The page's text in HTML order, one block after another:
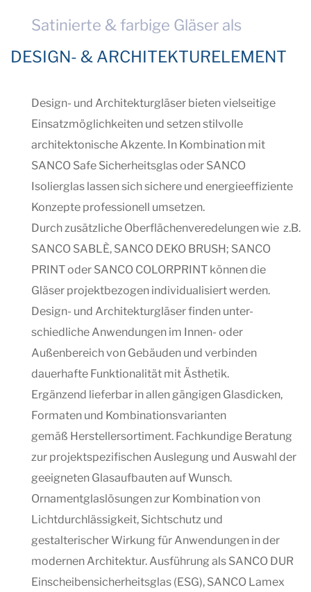
Satinierte & farbige Gläser als
DESIGN- & ARCHITEKTURELEMENT
Design- und Architekturgläser bieten vielseitige
Einsatzmöglichkeiten und setzen stilvolle
architektonische Akzente. In Kombination mit
SANCO Safe Sicherheitsglas oder SANCO
Isolierglas lassen sich sichere und energieeffiziente
Konzepte professionell umsetzen.
Durch zusätzliche Oberflächenveredelungen wie z.B.
SANCO SABLÈ, SANCO DEKO BRUSH; SANCO
PRINT oder SANCO COLORPRINT können die
Gläser projektbezogen individualisiert werden.
Design- und Architekturgläser finden unter-
schiedliche Anwendungen im Innen- oder
Außenbereich von Gebäuden und verbinden
dauerhafte Funktionalität mit Ästhetik.
Ergänzend lieferbar in allen gängigen Glasdicken,
Formaten und Kombinationsvarianten
gemäß Herstellersortiment. Fachkundige Beratung
zur projektspezifischen Auslegung und Auswahl der
geeigneten Glasaufbauten auf Wunsch.
Ornamentglaslösungen zur Kombination von
Lichtdurchlässigkeit, Sichtschutz und
gestalterischer Wirkung für Anwendungen in der
modernen Architektur. Ausführung als SANCO DUR
Einscheibensicherheitsglas (ESG), SANCO Lamex